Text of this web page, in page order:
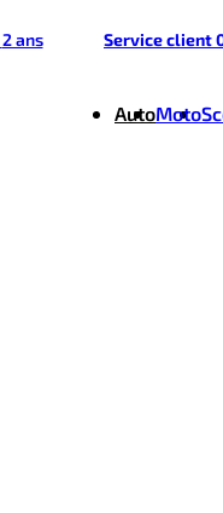
2 ans Service client
AutoMoto